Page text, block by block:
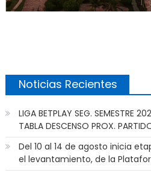
Noticias Recientes
LIGA BETPLAY SEG. SEMESTRE
TABLA DESCENSO PROX.
Del 10 al 14 de agosto inicia
el levantamiento, de la